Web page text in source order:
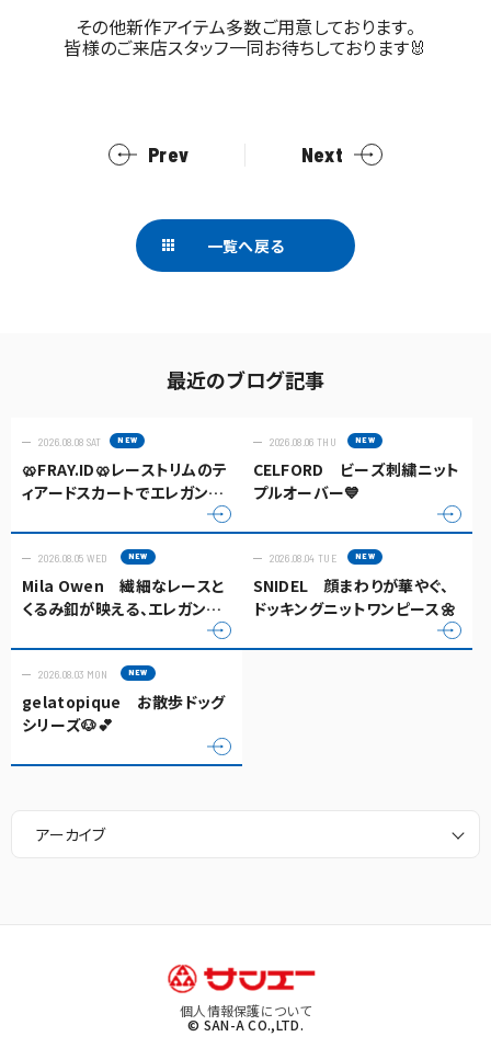
その他新作アイテム多数ご用意しております。
皆様のご来店スタッフ一同お待ちしております🐰
Prev Next
一覧へ戻る
最近のブログ記事
2026.08.08 SAT
🥨FRAY.ID🥨レーストリムのテ
ィアードスカートでエレガント
2026.08.06 THU
CELFORD ビーズ刺繍ニット
プルオーバー💙
2026.08.05 WED
Mila Owen 繊細なレースと
くるみ釦が映える、エレガント
2026.08.04 TUE
SNIDEL 顔まわりが華やぐ、
ドッキングニットワンピース🌼
2026.08.03 MON
gelatopique お散歩ドッグ
シリーズ🐶💕
アーカイブ
個人情報保護について
© SAN-A CO.,LTD.